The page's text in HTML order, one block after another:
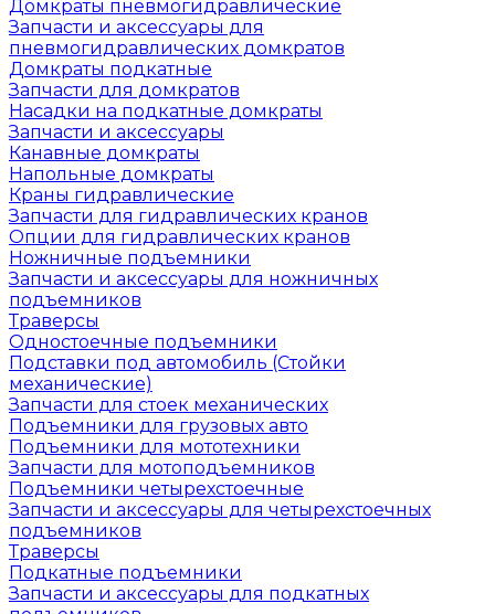
Домкраты пневмогидравлические
Запчасти и аксессуары для
пневмогидравлических домкратов
Домкраты подкатные
Запчасти для домкратов
Насадки на подкатные домкраты
Запчасти и аксессуары
Канавные домкраты
Напольные домкраты
Краны гидравлические
Запчасти для гидравлических кранов
Опции для гидравлических кранов
Ножничные подъемники
Запчасти и аксессуары для ножничных
подъемников
Траверсы
Одностоечные подъемники
Подставки под автомобиль (Стойки
механические)
Запчасти для стоек механических
Подъемники для грузовых авто
Подъемники для мототехники
Запчасти для мотоподъемников
Подъемники четырехстоечные
Запчасти и аксессуары для четырехстоечных
подъемников
Траверсы
Подкатные подъемники
Запчасти и аксессуары для подкатных